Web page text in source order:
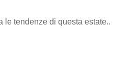
le tendenze di questa estate..